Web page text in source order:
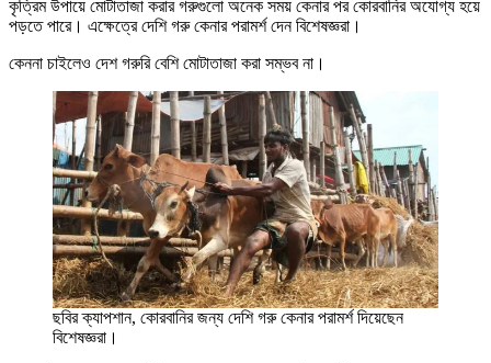
কৃত্রিম উপায়ে মোটাতাজা করার গরুগুলো অনেক সময় কেনার পর কোরবানির অযোগ্য হয়ে
পড়তে পারে। এক্ষেত্রে দেশি গরু কেনার পরামর্শ দেন বিশেষজ্ঞরা।
কেননা চাইলেও দেশ গরুরি বেশি মোটাতাজা করা সম্ভব না।
ছবির ক্যাপশান, কোরবানির জন্য দেশি গরু কেনার পরামর্শ দিয়েছেন
বিশেষজ্ঞরা।